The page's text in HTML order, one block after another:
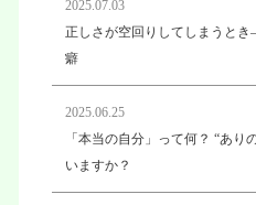
2025.07.03
正しさが空回りしてしまうと
癖
2025.06.25
「本当の自分」って何？ “あり
いますか？